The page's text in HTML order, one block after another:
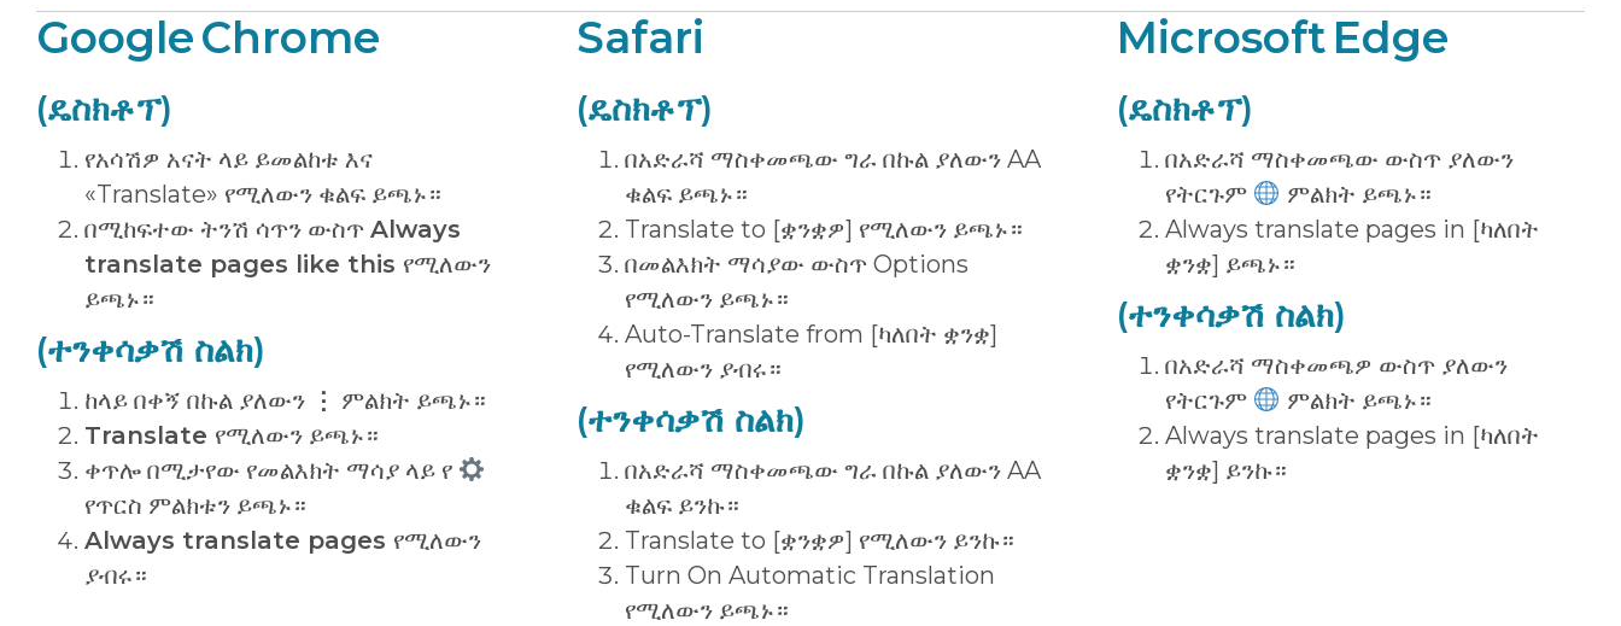
Google Chrome
(ዴስክቶፕ)
የአሳሽዎ አናት ላይ ይመልከቱ እና
«Translate» የሚለውን ቁልፍ ይጫኑ።
በሚከፍተው ትንሽ ሳጥን ውስጥ Always
translate pages like this የሚለውን
ይጫኑ።
(ተንቀሳቃሽ ስልክ)
ከላይ በቀኝ በኩል ያለውን ⋮ ምልክት ይጫኑ።
Translate የሚለውን ይጫኑ።
ቀጥሎ በሚታየው የመልእክት ማሳያ ላይ የ
የጥርስ ምልክቱን ይጫኑ።
Always translate pages የሚለውን
ያብሩ።
Safari
(ዴስክቶፕ)
በአድራሻ ማስቀመጫው ግራ በኩል ያለውን AA
ቁልፍ ይጫኑ።
Translate to [ቋንቋዎ] የሚለውን ይጫኑ።
በመልእክት ማሳያው ውስጥ Options
የሚለውን ይጫኑ።
Auto-Translate from [ካለበት ቋንቋ]
የሚለውን ያብሩ።
(ተንቀሳቃሽ ስልክ)
በአድራሻ ማስቀመጫው ግራ በኩል ያለውን AA
ቁልፍ ይንኩ።
Translate to [ቋንቋዎ] የሚለውን ይንኩ።
Turn On Automatic Translation
የሚለውን ይጫኑ።
Microsoft Edge
(ዴስክቶፕ)
በአድራሻ ማስቀመጫው ውስጥ ያለውን
የትርጉም
ምልክት ይጫኑ።
Always translate pages in [ካለበት
ቋንቋ] ይጫኑ።
(ተንቀሳቃሽ ስልክ)
በአድራሻ ማስቀመጫዎ ውስጥ ያለውን
የትርጉም
ምልክት ይጫኑ።
Always translate pages in [ካለበት
ቋንቋ] ይንኩ።